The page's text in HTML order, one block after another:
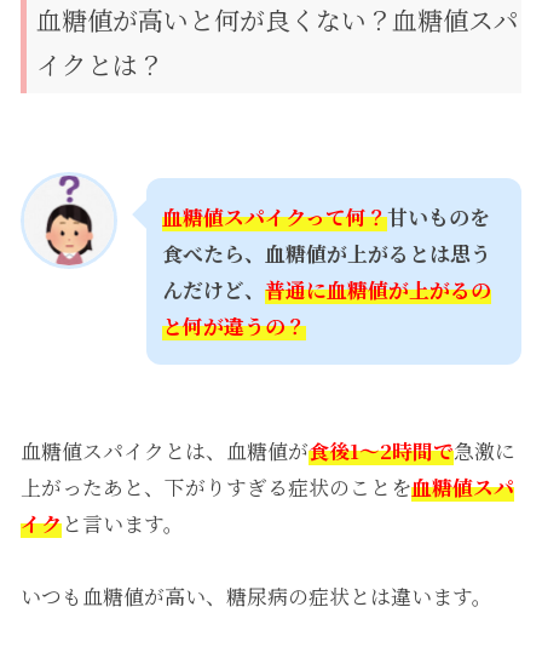
血糖値が高いと何が良くない？血糖値スパ
イクとは？
血糖値スパイクって何？甘いものを
食べたら、血糖値が上がるとは思う
んだけど、 普通に血糖値が上がるの
と何が違うの？
血糖値スパイクとは、血糖値が食後1〜2時間で急激に
上がったあと、下がりすぎる症状のことを血糖値スパ
イクと言います。
いつも血糖値が高い、糖尿病の症状とは違います。